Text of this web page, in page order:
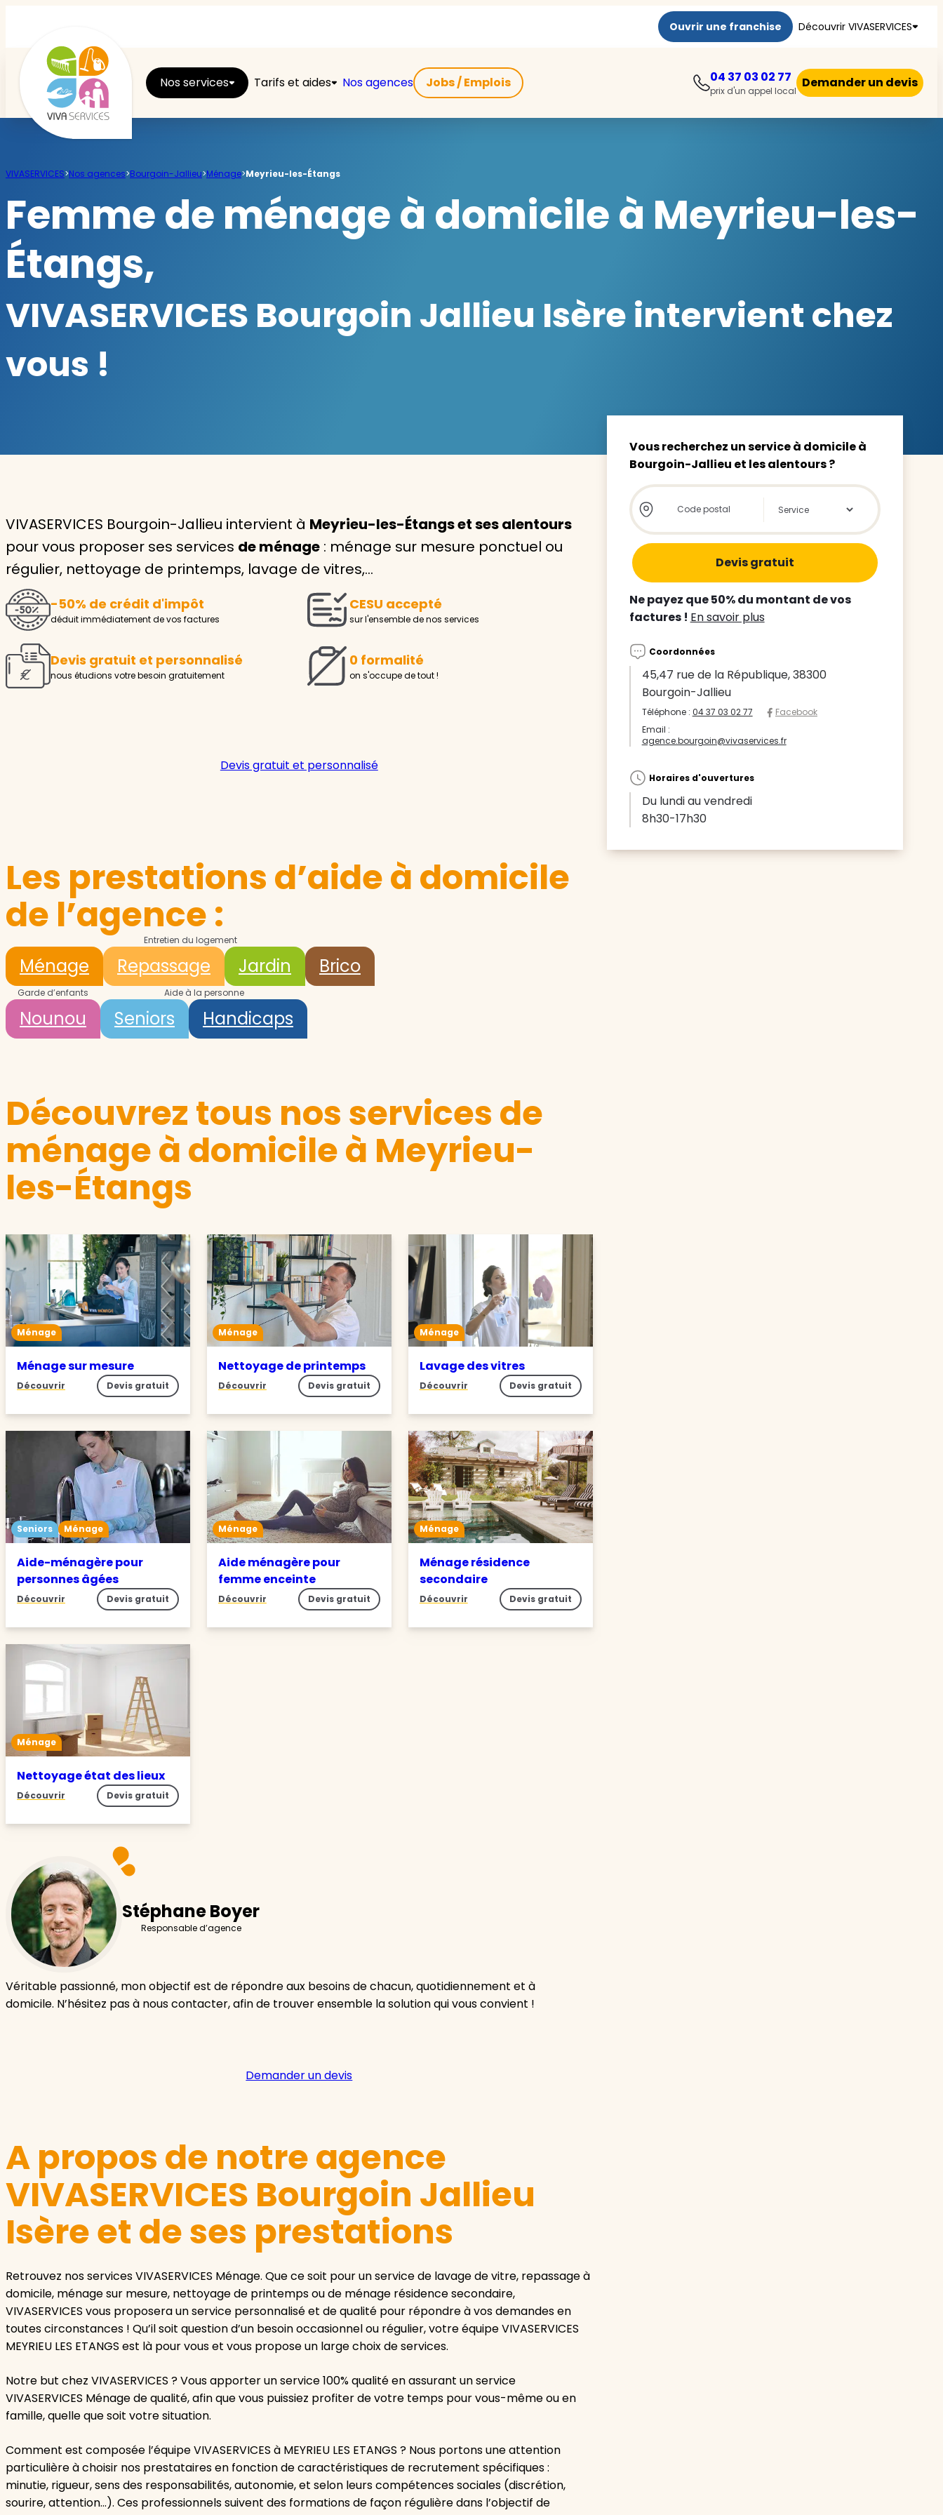
Ouvrir une franchise Découvrir VIVASERVICES
Nos services Tarifs et aides Nos agences Jobs / Emplois 04 37 03 02 77
prix d'un appel local
Demander un devis
Repassage
Jardin
Brico
Nounou
service à domicile qui vous
Pour l’entretien de votre logement, la garde de votre enfant
ou l’accompagnement d’un parent, nos intervenants à
domicile sont là pour vous épauler.
Demander un devis gratuit
Trouver mon agence
VIVASERVICES>Nos agences>Bourgoin-Jallieu>Ménage>Meyrieu-les-Étangs
Femme de ménage à domicile à Meyrieu-les-
Étangs,
VIVASERVICES Bourgoin Jallieu Isère intervient chez
vous !
VIVASERVICES Bourgoin-Jallieu intervient à Meyrieu-les-Étangs et ses alentours
pour vous proposer ses services de ménage : ménage sur mesure ponctuel ou
régulier, nettoyage de printemps, lavage de vitres,…
-50% de crédit d'impôt
déduit immédiatement de vos factures
CESU accepté
sur l'ensemble de nos services
Devis gratuit et personnalisé
nous étudions votre besoin gratuitement
0 formalité
on s'occupe de tout !
Devis gratuit et personnalisé
Les prestations d’aide à domicile
de l’agence :
Entretien du logement
Ménage Repassage Jardin Brico
Garde d’enfants
Nounou
Aide à la personne
Seniors Handicaps
Découvrez tous nos services de
ménage à domicile à Meyrieu-
les-Étangs
Ménage
Ménage sur mesure
Découvrir Devis gratuit
Ménage
Nettoyage de printemps
Découvrir Devis gratuit
Ménage
Lavage des vitres
Découvrir Devis gratuit
Seniors Ménage
Aide-ménagère pour
personnes âgées
Découvrir Devis gratuit
Ménage
Aide ménagère pour
femme enceinte
Découvrir Devis gratuit
Ménage
Ménage résidence
secondaire
Découvrir Devis gratuit
Ménage
Nettoyage état des lieux
Découvrir Devis gratuit
Stéphane Boyer
Responsable d’agence
Véritable passionné, mon objectif est de répondre aux besoins de chacun, quotidiennement et à
domicile. N’hésitez pas à nous contacter, afin de trouver ensemble la solution qui vous convient !
Demander un devis
A propos de notre agence
VIVASERVICES Bourgoin Jallieu
Isère et de ses prestations
Retrouvez nos services VIVASERVICES Ménage. Que ce soit pour un service de lavage de vitre, repassage à
domicile, ménage sur mesure, nettoyage de printemps ou de ménage résidence secondaire,
VIVASERVICES vous proposera un service personnalisé et de qualité pour répondre à vos demandes en
toutes circonstances ! Qu’il soit question d’un besoin occasionnel ou régulier, votre équipe VIVASERVICES
MEYRIEU LES ETANGS est là pour vous et vous propose un large choix de services.
Notre but chez VIVASERVICES ? Vous apporter un service 100% qualité en assurant un service
VIVASERVICES Ménage de qualité, afin que vous puissiez profiter de votre temps pour vous-même ou en
famille, quelle que soit votre situation.
Comment est composée l’équipe VIVASERVICES à MEYRIEU LES ETANGS ? Nous portons une attention
particulière à choisir nos prestataires en fonction de caractéristiques de recrutement spécifiques :
minutie, rigueur, sens des responsabilités, autonomie, et selon leurs compétences sociales (discrétion,
sourire, attention…). Ces professionnels suivent des formations de façon régulière dans l’objectif de
Vous recherchez un service à domicile à
Bourgoin-Jallieu et les alentours ?
Store locator global - Autocompletion
Rechercher
Ne payez que 50% du montant de vos
factures ! En savoir plus
Coordonnées
45,47 rue de la République, 38300
Bourgoin-Jallieu
Téléphone : 04 37 03 02 77
Facebook
Email :
agence.bourgoin@vivaservices.fr
Horaires d'ouvertures
Du lundi au vendredi
8h30-17h30